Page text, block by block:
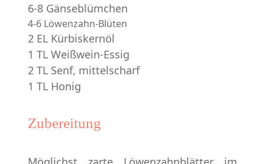
6-8 Gänseblümchen
4-6 Löwenzahn-Blüten
2 EL Kürbiskernöl
1 TL Weißwein-Essig
2 TL Senf, mittelscharf
1 TL Honig
Zubereitung